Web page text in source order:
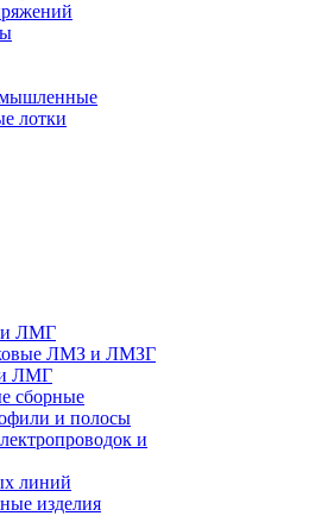
лотки
и ЛМГ
ЛМЗ и ЛМЗГ
ЛМГ
сборные
и полосы
и
линий
изделия